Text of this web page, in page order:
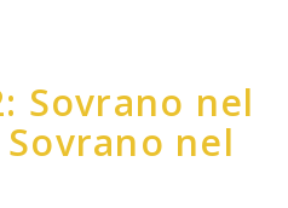
Sovrano nel
nel